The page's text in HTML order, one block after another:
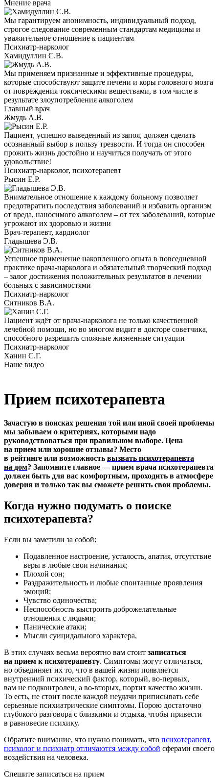
Мнение врача
Мы гарантируем анонимность, индивидуальный подход,
строгое следование современным стандартам медицины и
уважительное отношение к пациентам
Психиатр-нарколог
Хамидуллин С.В.
Мы применяем признанные и эффективные процедуры,
которые способствуют защите печени и коры головного мозга
от повреждения токсическими веществами, в том числе в
результате злоупотребления алкоголем
Главный врач
Жмудь А.В.
Пациент, успешно выведенный из запоя, должен сделать
осознанный выбор в пользу трезвости. И тогда он способен
прожить жизнь достойно и научиться получать от этого
удовольствие!
Психиатр-нарколог, психотерапевт
Рысин Е.Р.
Внимательное отношение к каждому больному позволяет
предотвратить последствия заболеваний и избавить организм
от вреда, наносимого алкоголем – от тех заболеваний, которые
угрожают их здоровью и жизни
Врач-терапевт, кардиолог
Гладышева Э.В.
Успешное применение накопленного опыта в повседневной
практике врача-нарколога и обязательный творческий подход
– залог достижения положительных результатов в лечении
больных с зависимостями
Психиатр-нарколог
Ситников В.А.
Пациент ждёт от врача-нарколога не только качественной
лечебной помощи, но во многом видит в докторе советчика,
способного разрешить сложные жизненные ситуации
Психиатр-нарколог
Ханин С.Г.
Наше видео
Прием психотерапевта
Зачастую в поисках решения той или иной своей проблемы
мы забываем о критериях, которыми надо
руководствоваться при правильном выборе. Цена
на прием или хорошие отзывы? Место
в рейтинге или возможность вызвать психотерапевта
на дом? Запомните главное — прием врача психотерапевта
должен быть для вас комфортным, проходить в атмосфере
доверия и только так вы сможете решить свои проблемы.
Когда нужно подумать о поиске
психотерапевта?
Если вы заметили за собой:
Подавленное настроение, усталость, апатия, отсутствие
веры в любые свои начинания;
Плохой сон;
Раздражительность и любые спонтанные проявления
эмоций;
Чувство одиночества;
Неспособность выстроить доброжелательные
отношения с людьми;
Панические атаки;
Мысли суицидального характера,
В этих случаях весьма вероятно вам стоит записаться
на прием к психотерапевту. Симптомы могут отличаться,
но объединяет их то, что в вашей жизни появляется
внутренний психический фактор, который, во-первых,
вам не подконтролен, а во-вторых, портит качество жизни.
То есть, не стоит после каждой неудачи приписывать себе
серьезные психиатрические симптомы. Порою достаточно
глубокого разговора с близкими и отдыха, чтобы привести
в равновесие психику.
Обратите внимание, что нужно понимать, что психотерапевт,
психолог и психиатр отличаются между собой сферами своего
воздействия на человека.
Спешите записаться на прием